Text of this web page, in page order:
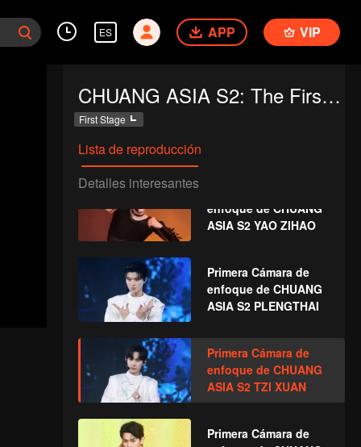
ES APP VIP
CHUANG ASIA S2: The First Public Performance
First Stage
Lista de reproducción
Detalles interesantes
Primera Cámara de
enfoque de CHUANG
enfoque de CHUANG
ASIA S2 YAO ZIHAO
Primera Cámara de
enfoque de CHUANG
ASIA S2 PLENGTHAI
Primera Cámara de
enfoque de CHUANG
ASIA S2 TZI XUAN
Primera Cámara de